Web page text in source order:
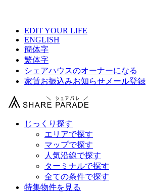
EDIT YOUR LIFE
ENGLISH
簡体字
繁体字
シェアハウスのオーナーになる
家賃お振込みお知らせメール登録
じっくり探す
エリアで探す
マップで探す
人気沿線で探す
ターミナルで探す
全ての条件で探す
特集物件を見る